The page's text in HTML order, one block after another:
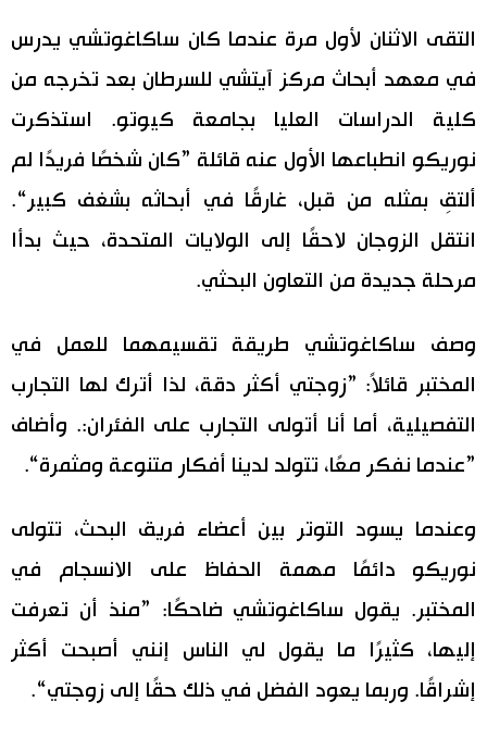
مجتمع
ثقافة
لايف ستايل
طوكيو
إعلان
التقى الاثنان لأول مرة عندما كان ساكاغوتشي يدرس
في معهد أبحاث مركز آيتشي للسرطان بعد تخرجه من
كلية الدراسات العليا بجامعة كيوتو. استذكرت
نوريكو انطباعها الأول عنه قائلة ”كان شخصًا فريدًا لم
ألتقِ بمثله من قبل، غارقًا في أبحاثه بشغف كبير“.
انتقل الزوجان لاحقًا إلى الولايات المتحدة، حيث بدأا
مرحلة جديدة من التعاون البحثي.
وصف ساكاغوتشي طريقة تقسيمهما للعمل في
المختبر قائلاً: ”زوجتي أكثر دقة، لذا أترك لها التجارب
التفصيلية، أما أنا أتولى التجارب على الفئران:. وأضاف
”عندما نفكر معًا، تتولد لدينا أفكار متنوعة ومثمرة“.
وعندما يسود التوتر بين أعضاء فريق البحث، تتولى
نوريكو دائمًا مهمة الحفاظ على الانسجام في
المختبر. يقول ساكاغوتشي ضاحكًا: ”منذ أن تعرفت
إليها، كثيرًا ما يقول لي الناس إنني أصبحت أكثر
إشراقًا. وربما يعود الفضل في ذلك حقًا إلى زوجتي“.